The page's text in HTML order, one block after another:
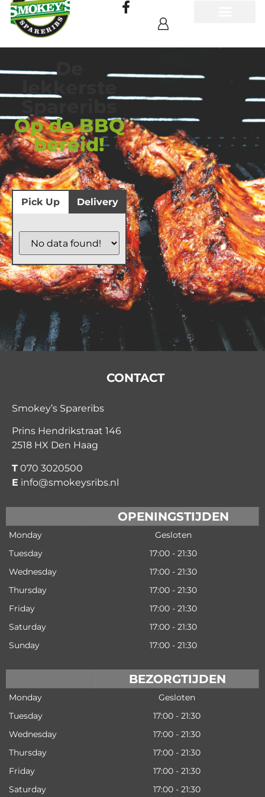
De
lekkerste
Spareribs
Op de BBQ
bereid!
Pick Up Delivery
CONTACT
Smokey’s Spareribs
Prins Hendrikstraat 146
2518 HX Den Haag
T 070 3020500
E info@smokeysribs.nl
OPENINGSTIJDEN
Monday
Gesloten
Tuesday
17:00 - 21:30
Wednesday
17:00 - 21:30
Thursday
17:00 - 21:30
Friday
17:00 - 21:30
Saturday
17:00 - 21:30
Sunday
17:00 - 21:30
BEZORGTIJDEN
Monday
Gesloten
Tuesday
17:00 - 21:30
Wednesday
17:00 - 21:30
Thursday
17:00 - 21:30
Friday
17:00 - 21:30
Saturday
17:00 - 21:30